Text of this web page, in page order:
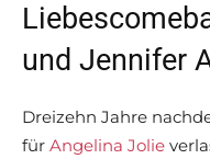
und Jennifer
Dreizehn Jahre
für Angelina Jolie